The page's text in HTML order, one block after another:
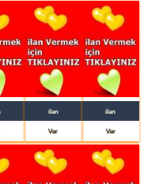
ilan
Ver
ilan
Ver